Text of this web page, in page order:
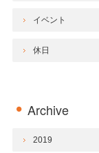
イベント
休日
Archive
2019